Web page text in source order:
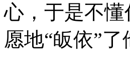
心，于是不
愿地“皈依”了